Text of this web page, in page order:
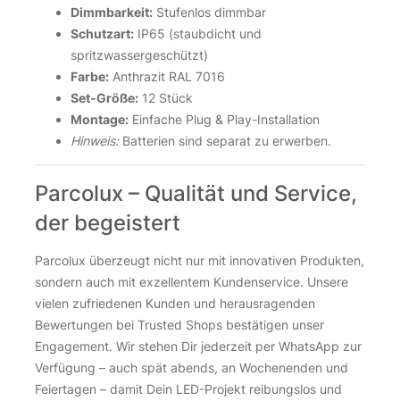
Dimmbarkeit: Stufenlos dimmbar
Schutzart: IP65 (staubdicht und
spritzwassergeschützt)
Farbe: Anthrazit RAL 7016
Set-Größe: 12 Stück
Montage: Einfache Plug & Play-Installation
Hinweis:Batterien sind separat zu erwerben.
Parcolux – Qualität und Service,
der begeistert
Parcolux überzeugt nicht nur mit innovativen Produkten,
sondern auch mit exzellentem Kundenservice. Unsere
vielen zufriedenen Kunden und herausragenden
Bewertungen bei Trusted Shops bestätigen unser
Engagement. Wir stehen Dir jederzeit per WhatsApp zur
Verfügung – auch spät abends, an Wochenenden und
Feiertagen – damit Dein LED-Projekt reibungslos und